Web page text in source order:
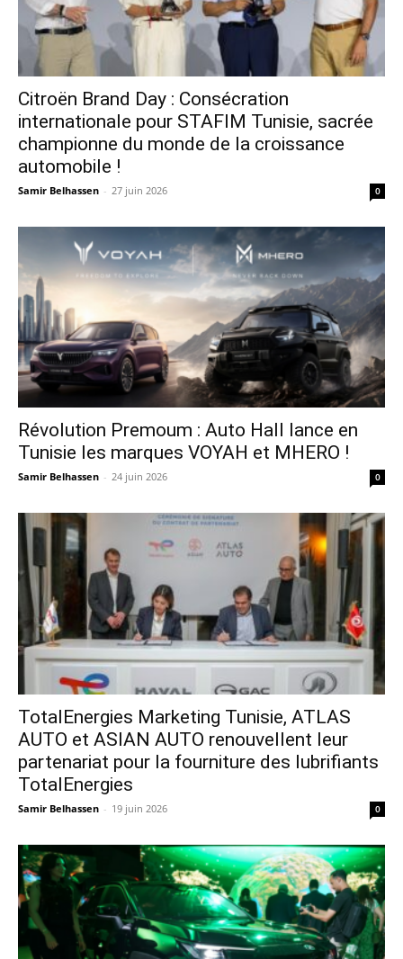
Citroën Brand Day : Consécration
internationale pour STAFIM Tunisie, sacrée
championne du monde de la croissance
automobile !
Samir Belhassen - 27 juin 2026 0
Révolution Premoum : Auto Hall lance en
Tunisie les marques VOYAH et MHERO !
Samir Belhassen - 24 juin 2026 0
TotalEnergies Marketing Tunisie, ATLAS
AUTO et ASIAN AUTO renouvellent leur
partenariat pour la fourniture des lubrifiants
TotalEnergies
Samir Belhassen - 19 juin 2026 0